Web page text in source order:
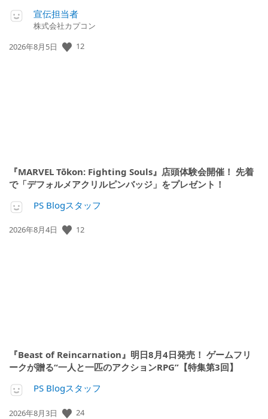
宣伝担当者
株式会社カプコン
公
2026年8月5日 12
『MARVEL Tōkon: Fighting Souls』店頭体験会開催！ 先着
で「デフォルメアクリルピンバッジ」をプレゼント！
PS Blogスタッフ
公
2026年8月4日 12
『Beast of Reincarnation』明日8月4日発売！ ゲームフリ
ークが贈る“一人と一匹のアクションRPG”【特集第3回】
PS Blogスタッフ
公
2026年8月3日 24